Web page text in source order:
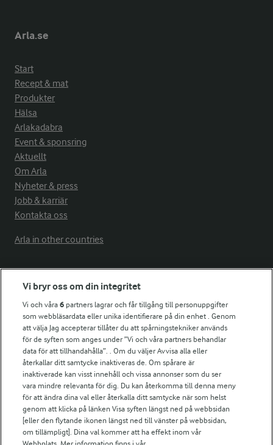
Arla.se
Start
Recept & mat
Produkter
Hälsa
Arlakadabra
Event & sponsring
Aktuellt
Om Arla
Nyheter & press
Jobb & karriär
Kontakta oss
Arla in other countries
Fler Arlasajter
För ägare
Arlas kundportal
Arla.com
Falbygdens Ost
Arla webbshop
Bildbank
Följ oss
Vi bryr oss om din integritet
Vi och våra6 partners lagrar och får tillgång till personuppgifter
som webbläsardata eller unika identifierare på din enhet . Genom
att välja Jag accepterar tillåter du att spårningstekniker används
för de syften som anges under ”Vi och våra partners behandlar
data för att tillhandahålla”. . Om du väljer Avvisa alla eller
återkallar ditt samtycke inaktiveras de. Om spårare är
inaktiverade kan visst innehåll och vissa annonser som du ser
vara mindre relevanta för dig. Du kan återkomma till denna meny
för att ändra dina val eller återkalla ditt samtycke när som helst
genom att klicka på länken Visa syften längst ned på webbsidan
[eller den flytande ikonen längst ned till vänster på webbsidan,
om tillämpligt]. Dina val kommer att ha effekt inom vår